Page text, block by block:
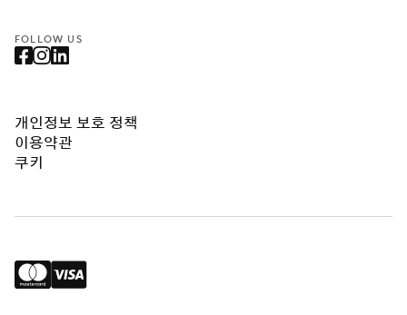
FOLLOW US
개인정보 보호 정책
이용약관
쿠키